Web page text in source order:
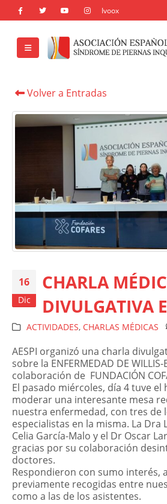
Volver a Entradas
16
Dic
CHARLA
DIVULGATIVA
ACTIVIDADES, CHARLAS MÉDICAS
AESPI organizó una charla
sobre la ENFERMEDAD DE
colaboración de FUNDACIÓN
El pasado miércoles, día 4 tuve el
moderar una interesante mesa
nuestra enfermedad, con tres de
especialistas en la misma. La Dra
Celia García-Malo y el Dr Oscar
gracias por su colaboración
doctores.
Respondieron con sumo interés,
previamente recogidas entre
como a las de los asistentes.